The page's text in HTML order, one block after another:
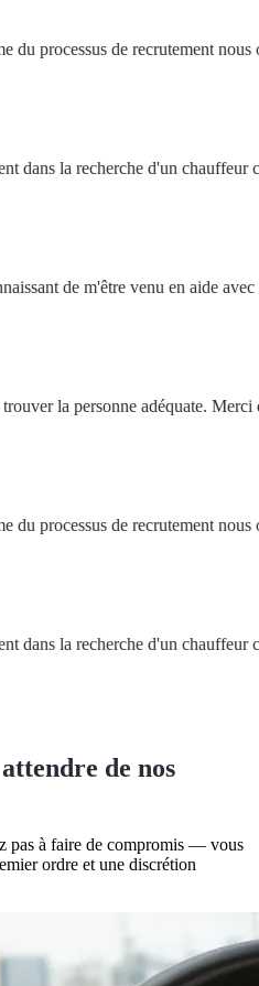
processus de recrutement nous
dans la recherche d'un chauffeur
de m'être venu en aide avec
la personne adéquate. Merci
processus de recrutement nous
dans la recherche d'un chauffeur
de nos
pas à faire de compromis — vous
ordre et une discrétion